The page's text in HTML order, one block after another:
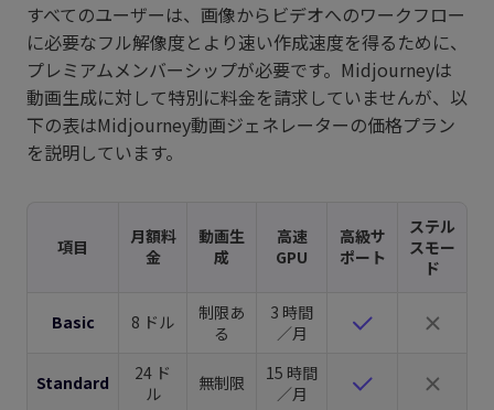
すべてのユーザーは、画像からビデオへのワークフロー
に必要なフル解像度とより速い作成速度を得るために、
プレミアムメンバーシップが必要です。Midjourneyは
動画生成に対して特別に料金を請求していませんが、以
下の表はMidjourney動画ジェネレーターの価格プラン
を説明しています。
項目
月額料
金
動画生
成
高速
GPU
高級サ
ポート
ステル
スモー
ド
Basic 8 ドル
制限あ
る
3 時間
／月
Standard
24 ド
ル
無制限
15 時間
／月